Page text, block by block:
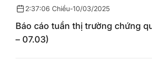
2:37:06 Chiều-10/03/2025
Báo cáo tuần thị trường chứng
– 07.03)